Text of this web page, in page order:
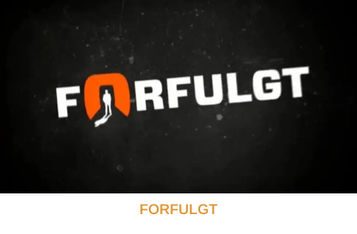
FORFULGT